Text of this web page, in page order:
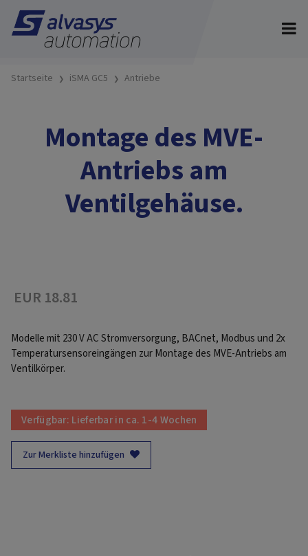
Startseite iSMA GC5 Antriebe
Montage des MVE-
Antriebs am
Ventilgehäuse.
EUR 18.81
Modelle mit 230 V AC Stromversorgung, BACnet, Modbus und 2x
Temperatursensoreingängen zur Montage des MVE-Antriebs am
Ventilkörper.
Verfügbar: Lieferbar in ca. 1-4 Wochen
Zur Merkliste hinzufügen